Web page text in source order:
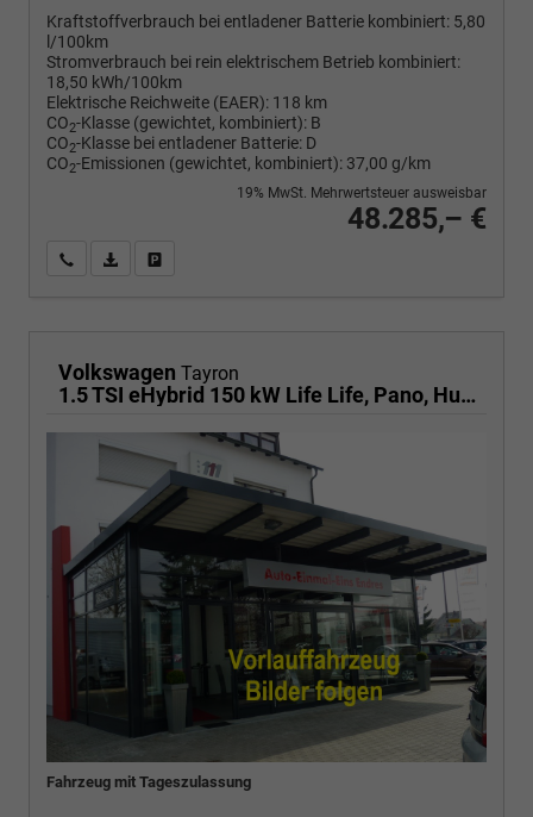
Kraftstoffverbrauch bei entladener Batterie kombiniert: 5,80
l/100km
Stromverbrauch bei rein elektrischem Betrieb kombiniert:
18,50 kWh/100km
Elektrische Reichweite (EAER): 118 km
CO2-Klasse (gewichtet, kombiniert): B
CO2-Klasse bei entladener Batterie: D
CO2-Emissionen (gewichtet, kombiniert): 37,00 g/km
48.285,– €
19% MwSt. Mehrwertsteuer ausweisbar
Wir rufen Sie anPDF-Fahrzeugexposé drucken
Volkswagen Tayron
1.5 TSI eHybrid 150 kW Life Life, Pano, HuD, AHK, AreaView, Side, Navi, Winter, 5-J. Garantie
Fahrzeug mit Tageszulassung